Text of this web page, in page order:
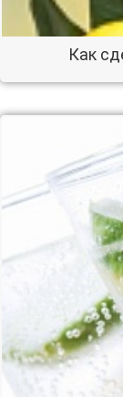
Как